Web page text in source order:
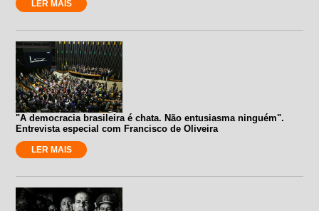
LER MAIS
"A democracia brasileira é chata. Não entusiasma ninguém".
Entrevista especial com Francisco de Oliveira
LER MAIS